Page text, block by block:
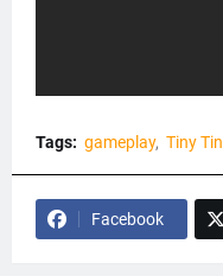
Tags: gameplay Tiny
Facebook